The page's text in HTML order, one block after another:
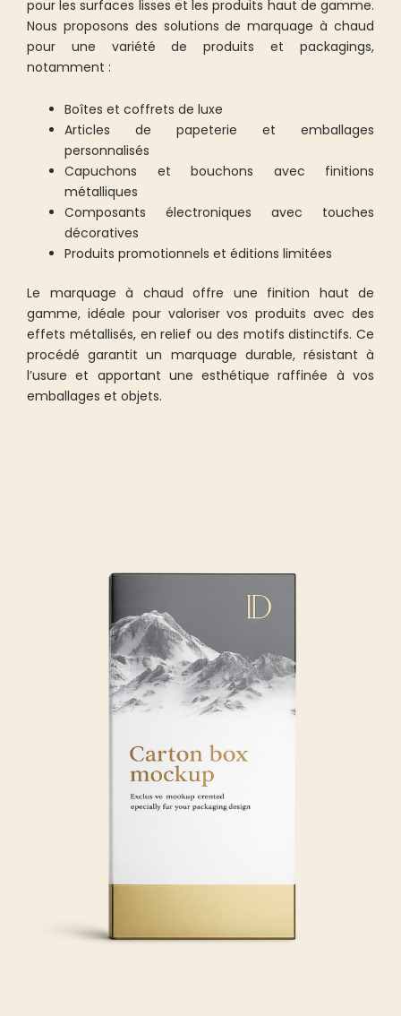
pour les surfaces lisses et les produits haut de gamme.
Nous proposons des solutions de marquage à chaud
pour une variété de produits et packagings,
notamment :
Boîtes et coffrets de luxe
Articles de papeterie et emballages
personnalisés
Capuchons et bouchons avec finitions
métalliques
Composants électroniques avec touches
décoratives
Produits promotionnels et éditions limitées
Le marquage à chaud offre une finition haut de
gamme, idéale pour valoriser vos produits avec des
effets métallisés, en relief ou des motifs distinctifs. Ce
procédé garantit un marquage durable, résistant à
l’usure et apportant une esthétique raffinée à vos
emballages et objets.